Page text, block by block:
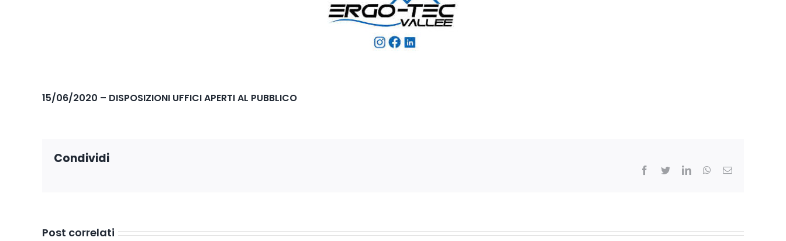
15/06/2020 – DISPOSIZIONI UFFICI APERTI AL PUBBLICO
Condividi
Facebook
TwitterLinkedInWhatsApp
Email
Post correlati